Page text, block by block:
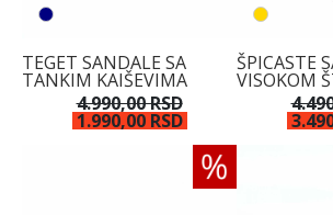
TEGET SANDALE SA
TANKIM KAIŠEVIMA
4.990,00 RSD
1.990,00 RSD
ŠPICASTE
VISOKOM